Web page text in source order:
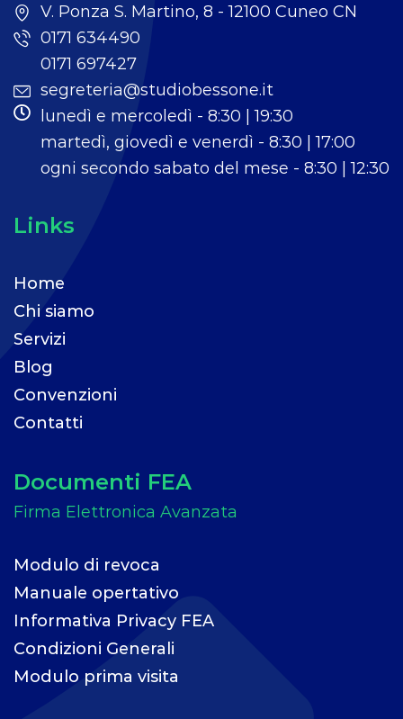
V. Ponza S. Martino, 8 - 12100 Cuneo CN
0171 634490
0171 697427
segreteria@studiobessone.it
lunedì e mercoledì - 8:30 | 19:30
martedì, giovedì e venerdì - 8:30 | 17:00
ogni secondo sabato del mese - 8:30 | 12:30
Links
Home
Chi siamo
Servizi
Blog
Convenzioni
Contatti
Documenti FEA
Modulo di revoca
Manuale opertativo
Informativa Privacy FEA
Condizioni Generali
Modulo prima visita